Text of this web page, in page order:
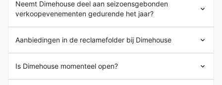
loop der jaren heeft het bedrijf aan populariteit
gewonnen dankzij de goedkope prijzen en
kwaliteitsmeubels.
Het bedrijf heeft momenteel vijf winkels in Nederland.
Je vindt vestigingen in Eindhoven, Delfgauw, Bussum,
marktplaats waar je hun producten kunt kopen.
Neemt Dimehouse deel aan seizoensgebonden
verkoopevenementen gedurende het jaar?
aanbiedingen enfoldersvan Nederlandse winkels,
inclusief specialekortingenenweekaanbiedingenvoor
alle grote seizoensgebonden uitverkoopperiodes.
Hoewel we geen directe deelname hebben aan
Aanbiedingen in de reclamefolder bij Dimehouse
het hoofdkantoorin Noord-Holland. Het bedrijf heeft vijf
winkels en een online marktplaats in het hele land. Ze
Is Dimehouse momenteel open?